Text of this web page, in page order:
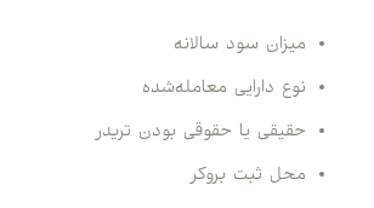
میزان سود سالانه
نوع دارایی معامله‌شده
حقیقی یا حقوقی بودن تریدر
محل ثبت بروکر